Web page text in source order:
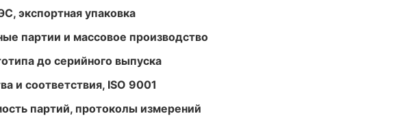
экспортная упаковка
партии и массовое производство
до серийного выпуска
и соответствия, ISO 9001
партий, протоколы измерений